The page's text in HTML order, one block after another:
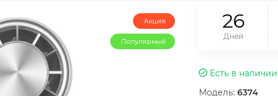
Акция
Популярный
26
Дней
Есть в наличии
Модель: 6374